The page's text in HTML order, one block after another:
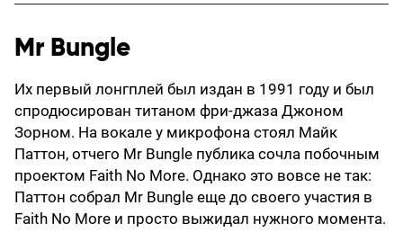
Mr Bungle
Их первый лонгплей был издан в 1991 году и был
спродюсирован титаном фри-джаза Джоном
Зорном. На вокале у микрофона стоял Майк
Паттон, отчего Mr Bungle публика сочла побочным
проектом Faith No More. Однако это вовсе не так:
Паттон собрал Mr Bungle еще до своего участия в
Faith No More и просто выжидал нужного момента.